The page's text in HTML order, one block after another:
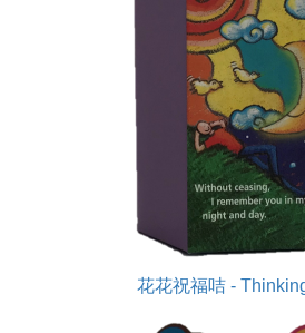
花花祝福咭 -